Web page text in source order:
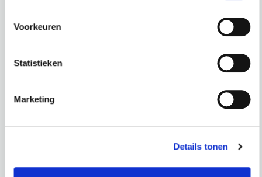
Voorkeuren
Statistieken
Marketing
Details tonen
mr. Janike
Mr. Drs. H.A.